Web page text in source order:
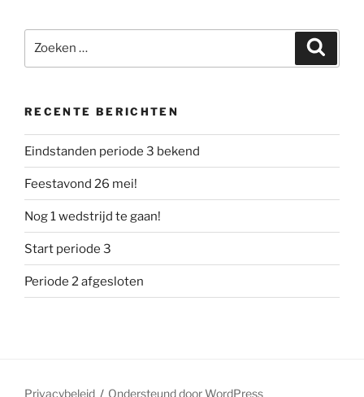
naar:
RECENTE BERICHTEN
Eindstanden periode 3 bekend
Feestavond 26 mei!
Nog 1 wedstrijd te gaan!
Start periode 3
Periode 2 afgesloten
Privacybeleid Ondersteund door WordPress